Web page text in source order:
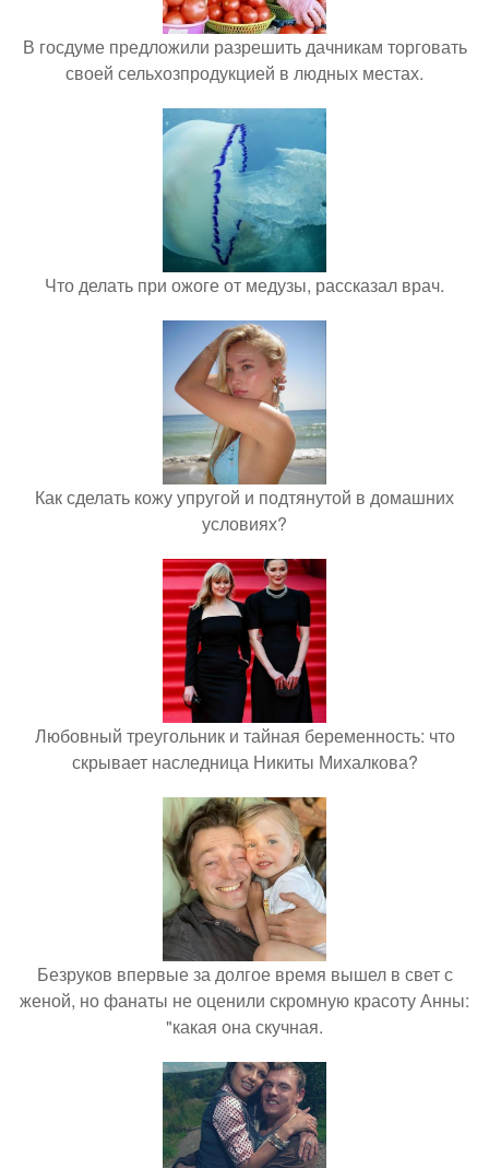
В госдуме предложили разрешить дачникам торговать
своей сельхозпродукцией в людных местах.
Что делать при ожоге от медузы, рассказал врач.
Как сделать кожу упругой и подтянутой в домашних
условиях?
Любовный треугольник и тайная беременность: что
скрывает наследница Никиты Михалкова?
Безруков впервые за долгое время вышел в свет с
женой, но фанаты не оценили скромную красоту Анны:
"какая она скучная.